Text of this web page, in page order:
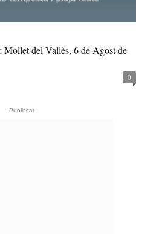
Mollet del Vallès, 6 de Agost de
0
- Publicitat -